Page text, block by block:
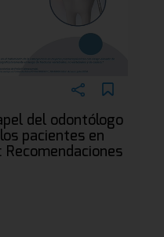
del odontólogo
pacientes en